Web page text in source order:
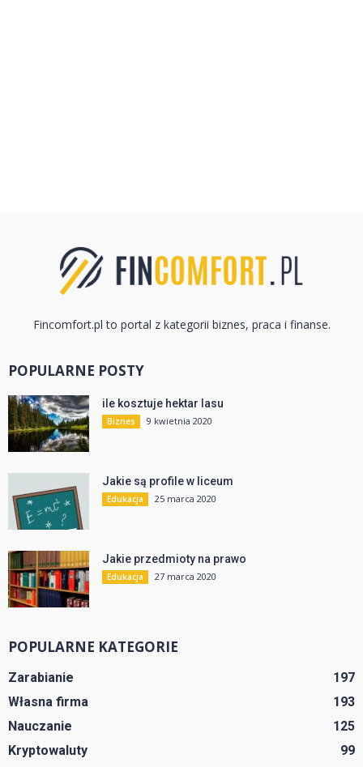
Fincomfort.pl to portal z kategorii biznes, praca i finanse.
POPULARNE POSTY
ile kosztuje hektar lasu
Biznes 9 kwietnia 2020
Jakie są profile w liceum
Edukacja 25 marca 2020
Jakie przedmioty na prawo
Edukacja 27 marca 2020
POPULARNE KATEGORIE
Zarabianie
197
Własna firma
193
Nauczanie
125
Kryptowaluty
99